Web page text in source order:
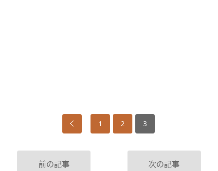
1 2 3
前の記事 次の記事